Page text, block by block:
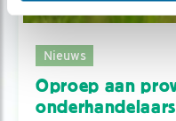
Nieuws
Oproep aan
onderhandelaars